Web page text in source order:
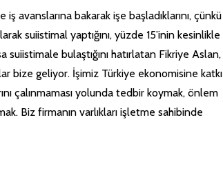
avanslarına bakarak işe başladıklarını, çünkü
suiistimal yaptığını, yüzde 15’inin kesinlikle
suiistimale bulaştığını hatırlatan Fikriye Aslan,
bize geliyor. İşimiz Türkiye ekonomisine katkı
çalınmaması yolunda tedbir koymak, önlem
Biz firmanın varlıkları işletme sahibinde